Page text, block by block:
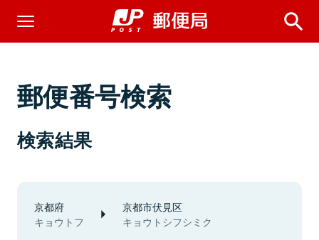
郵便番号検索
検索結果
京都府
キョウトフ
京都市伏見区
キョウトシフシミク